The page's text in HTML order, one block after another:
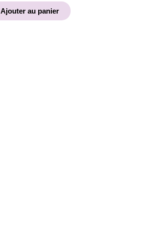
Ajouter au panier